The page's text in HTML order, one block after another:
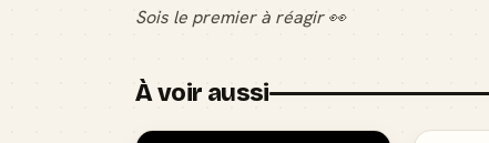
Sois le premier à réagir 👀
À voir aussi